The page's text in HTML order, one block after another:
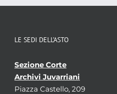
LE SEDI DELL’ASTO
Sezione Corte
Archivi Juvarriani
Piazza Castello, 209